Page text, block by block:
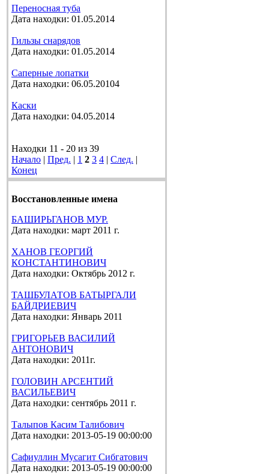
Переносная туба
Дата находки: 01.05.2014
Гильзы снарядов
Дата находки: 01.05.2014
Саперные лопатки
Дата находки: 06.05.20104
Каски
Дата находки: 04.05.2014
Находки 11 - 20 из 39
Начало | Пред. | 1 2 3 4 | След. |
Конец
Восстановленные имена
БАШИРЬГАНОВ МУР.
Дата находки: март 2011 г.
ХАНОВ ГЕОРГИЙ
КОНСТАНТИНОВИЧ
Дата находки: Октябрь 2012 г.
ТАШБУЛАТОВ БАТЫРГАЛИ
БАЙДРИЕВИЧ
Дата находки: Январь 2011
ГРИГОРЬЕВ ВАСИЛИЙ
АНТОНОВИЧ
Дата находки: 2011г.
ГОЛОВИН АРСЕНТИЙ
ВАСИЛЬЕВИЧ
Дата находки: сентябрь 2011 г.
Талыпов Касим Талибович
Дата находки: 2013-05-19 00:00:00
Сафиуллин Мусагит Сибгатович
Дата находки: 2013-05-19 00:00:00